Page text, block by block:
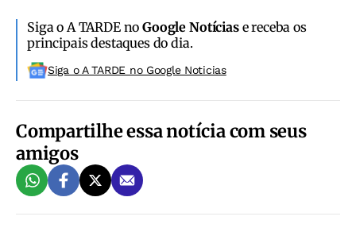
Siga o A TARDE noGoogle Notíciase receba os
principais destaques do dia.
Siga o A TARDE no Google Noticias
Compartilhe essa notícia com seus
amigos